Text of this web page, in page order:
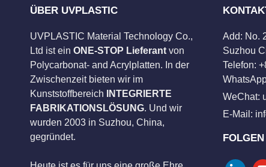
ÜBER UVPLASTIC
UVPLASTIC Material Technology Co.,
Ltd ist ein ONE-STOP Lieferant von
Polycarbonat- and Acrylplatten. In der
Zwischenzeit bieten wir im
Kunststoffbereich
INTEGRIERTE
FABRIKATIONSLÖSUNG. Und wir
wurden 2003 in Suzhou, China,
gegründet.
Add: No.
Suzhou
Telefon:
WeChat:
E-Mail: